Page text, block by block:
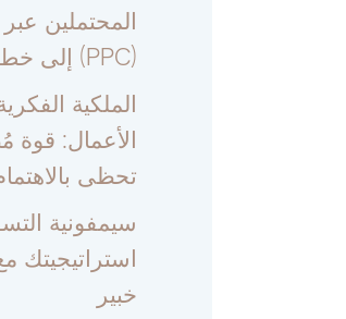
المحتملين عبر
(PPC) إلى خط نهاية أفضل
الملكية
الأعمال: قوة
تحظى
سيمفونية
استراتيجيتك
خبير